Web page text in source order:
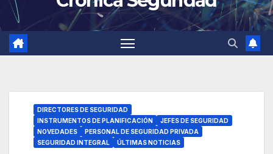
DIRECTORES DE SEGURIDAD
INSTRUMENTOS DE PLANIFICACIÓN
JEFES DE SEGURIDAD
NOVEDADES
PERSONAL DE SEGURIDAD PRIVADA
SEGURIDAD INTEGRAL
ÚLTIMAS NOTICIAS